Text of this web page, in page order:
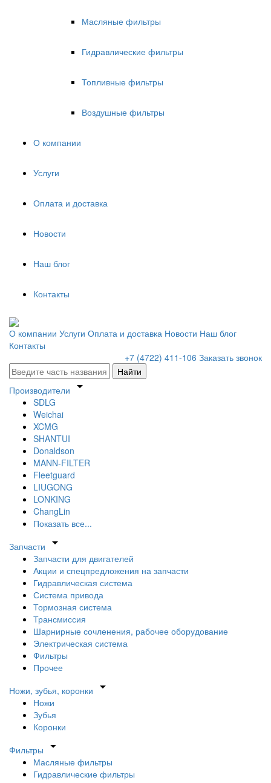
Масляные фильтры
Гидравлические фильтры
Топливные фильтры
Воздушные фильтры
О компании
Услуги
Оплата и доставка
Новости
Наш блог
Контакты
О компании Услуги Оплата и доставка Новости Наш блог
Контакты
+7 (4722) 411-106 Заказать звонок
Найти
Производители arrow_drop_down
SDLG
Weichai
XCMG
SHANTUI
Donaldson
MANN-FILTER
Fleetguard
LIUGONG
LONKING
ChangLin
Показать все...
Запчасти arrow_drop_down
Запчасти для двигателей
Акции и спецпредложения на запчасти
Гидравлическая система
Система привода
Тормозная система
Трансмиссия
Шарнирные сочленения, рабочее оборудование
Электрическая система
Фильтры
Прочее
Ножи, зубья, коронки arrow_drop_down
Ножи
Зубья
Коронки
Фильтры arrow_drop_down
Масляные фильтры
Гидравлические фильтры